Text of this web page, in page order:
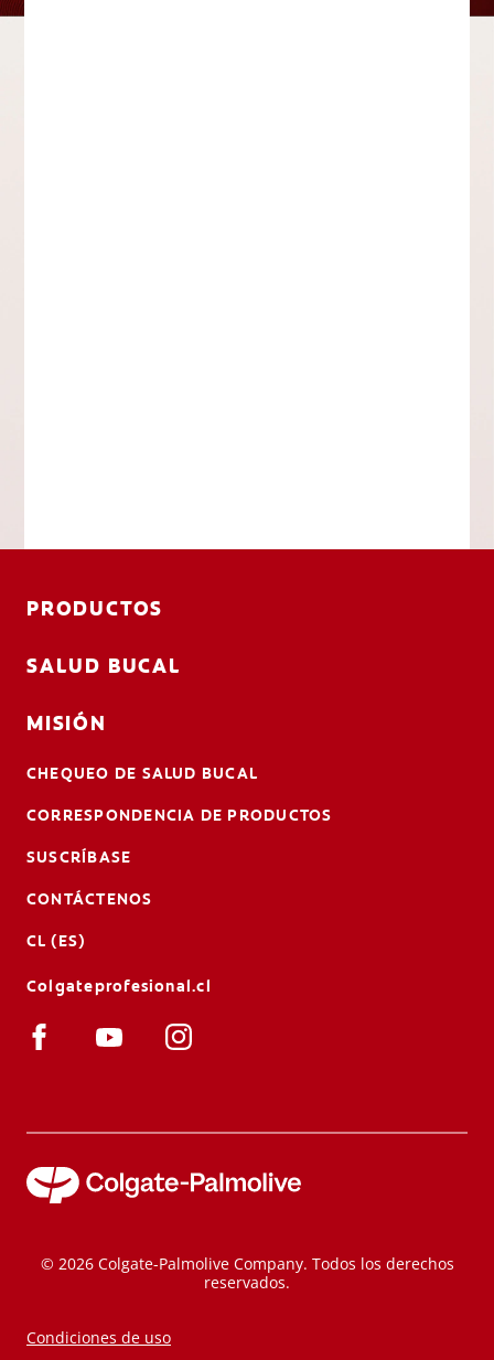
PRODUCTOS
SALUD BUCAL
MISIÓN
CHEQUEO DE SALUD BUCAL
CORRESPONDENCIA DE PRODUCTOS
SUSCRÍBASE
CONTÁCTENOS
CL (ES)
Colgateprofesional.cl
© 2026 Colgate-Palmolive Company. Todos los derechos
reservados.
Condiciones de uso